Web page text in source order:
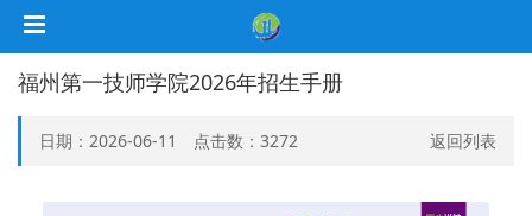
福州第一技师学院2026年招生手册
日期：2026-06-11 点击数： 3272 返回列表